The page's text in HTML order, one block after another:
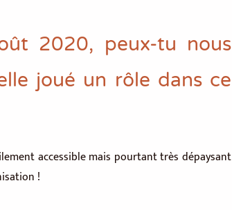
2020, peux-tu nous
joué un rôle dans ce
accessible mais pourtant très dépaysant
!